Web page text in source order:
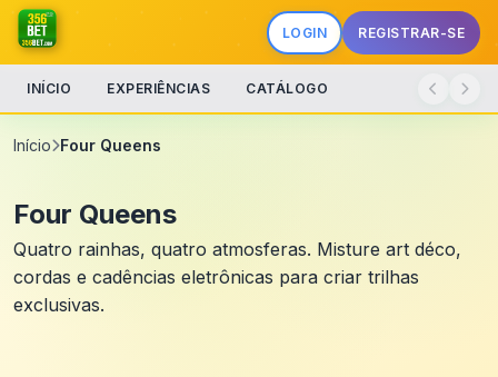
LOGIN REGISTRAR-SE
INÍCIO EXPERIÊNCIAS CATÁLOGO
Início Four Queens
Four Queens
Quatro rainhas, quatro atmosferas. Misture art déco,
cordas e cadências eletrônicas para criar trilhas
exclusivas.